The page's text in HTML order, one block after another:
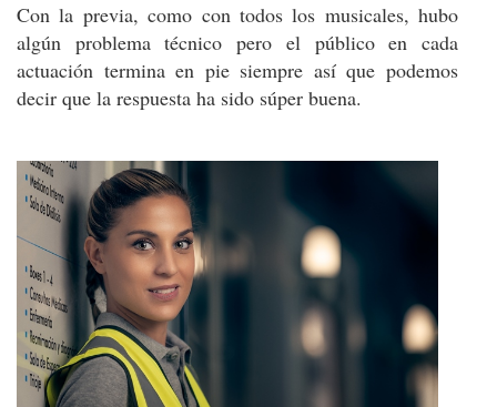
Con la previa, como con todos los musicales, hubo
algún problema técnico pero el público en cada
actuación termina en pie siempre así que podemos
decir que la respuesta ha sido súper buena.